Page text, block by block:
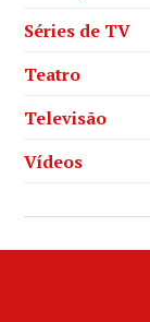
Séries de TV
Teatro
Televisão
Vídeos